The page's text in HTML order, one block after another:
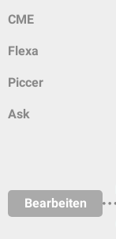
CME
Flexa
Piccer
Ask
Bearbeiten